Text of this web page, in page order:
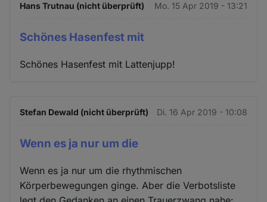
Hans Trutnau (nicht überprüft) Mo. 15 Apr 2019 - 13:21
Schönes Hasenfest mit
Schönes Hasenfest mit Lattenjupp!
Stefan Dewald (nicht überprüft) Di. 16 Apr 2019 - 10:08
Wenn es ja nur um die
Wenn es ja nur um die rhythmischen
Körperbewegungen ginge. Aber die Verbotsliste